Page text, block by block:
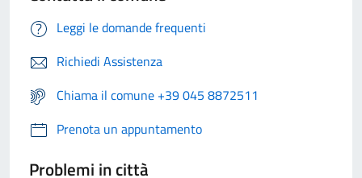
Leggi le domande frequenti
Richiedi Assistenza
Chiama il comune +39 045 8872511
Prenota un appuntamento
Problemi in città